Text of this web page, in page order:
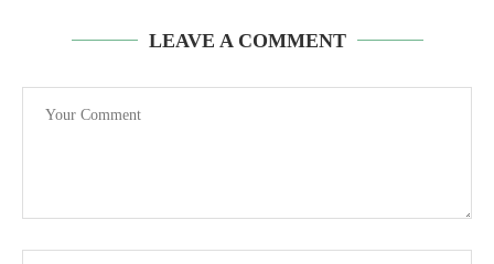
LEAVE A COMMENT